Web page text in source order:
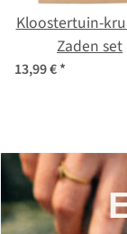
Kloostertuin-
Zaden set
13,99 €*